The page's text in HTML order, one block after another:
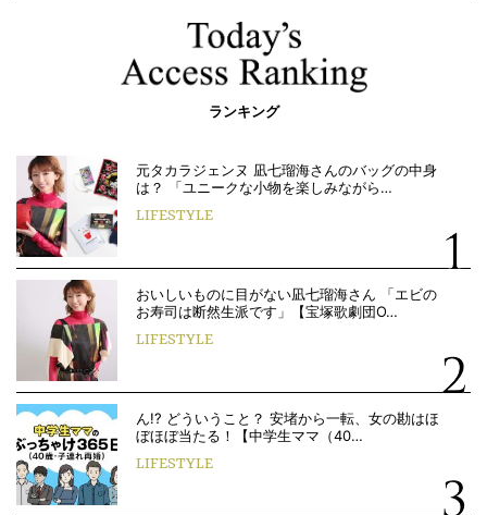
ランキング
元タカラジェンヌ 凪七瑠海さんのバッグの中身
は？ 「ユニークな小物を楽しみながら…
LIFESTYLE
おいしいものに目がない凪七瑠海さん 「エビの
お寿司は断然生派です」【宝塚歌劇団O…
LIFESTYLE
ん!? どういうこと？ 安堵から一転、女の勘はほ
ぼほぼ当たる！【中学生ママ（40…
LIFESTYLE